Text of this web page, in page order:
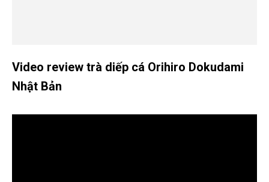
Video review trà diếp cá Orihiro Dokudami
Nhật Bản